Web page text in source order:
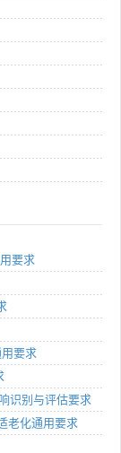
要求
要求
识别与评估要求
老化通用要求